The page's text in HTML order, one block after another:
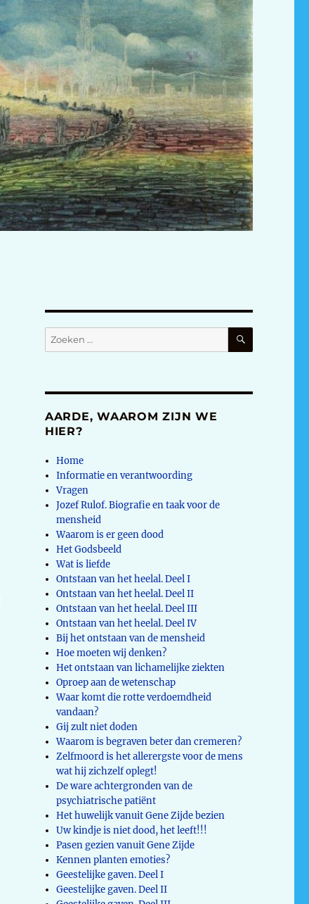
Zoeken
naar:
ZOEKEN
AARDE, WAAROM ZIJN WE
HIER?
Home
Informatie en verantwoording
Vragen
Jozef Rulof. Biografie en taak voor de
mensheid
Waarom is er geen dood
Het Godsbeeld
Wat is liefde
Ontstaan van het heelal. Deel I
Ontstaan van het heelal. Deel II
Ontstaan van het heelal. Deel III
Ontstaan van het heelal. Deel IV
Bij het ontstaan van de mensheid
Hoe moeten wij denken?
Het ontstaan van lichamelijke ziekten
Oproep aan de wetenschap
Waar komt die rotte verdoemdheid
vandaan?
Gij zult niet doden
Waarom is begraven beter dan cremeren?
Zelfmoord is het allerergste voor de mens
wat hij zichzelf oplegt!
De ware achtergronden van de
psychiatrische patiënt
Het huwelijk vanuit Gene Zijde bezien
Uw kindje is niet dood, het leeft!!!
Pasen gezien vanuit Gene Zijde
Kennen planten emoties?
Geestelijke gaven. Deel I
Geestelijke gaven. Deel II